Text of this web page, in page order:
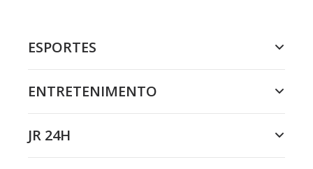
ESPORTES
ENTRETENIMENTO
JR 24H